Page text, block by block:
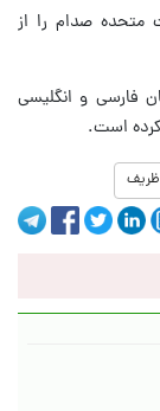
سال ۱۹۸۴، که ایالات متحده صدام را از
فارسی و انگلیسی
کرده است.